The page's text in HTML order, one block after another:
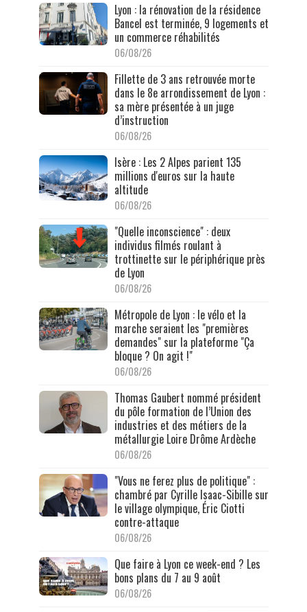
Lyon : la rénovation de la résidence
Bancel est terminée, 9 logements et
un commerce réhabilités
06/08/26
Fillette de 3 ans retrouvée morte
dans le 8e arrondissement de Lyon :
sa mère présentée à un juge
d’instruction
06/08/26
Isère : Les 2 Alpes parient 135
millions d'euros sur la haute
altitude
06/08/26
"Quelle inconscience" : deux
individus filmés roulant à
trottinette sur le périphérique près
de Lyon
06/08/26
Métropole de Lyon : le vélo et la
marche seraient les "premières
demandes" sur la plateforme "Ça
bloque ? On agit !"
06/08/26
Thomas Gaubert nommé président
du pôle formation de l’Union des
industries et des métiers de la
métallurgie Loire Drôme Ardèche
06/08/26
"Vous ne ferez plus de politique" :
chambré par Cyrille Isaac-Sibille sur
le village olympique, Éric Ciotti
contre-attaque
06/08/26
Que faire à Lyon ce week-end ? Les
bons plans du 7 au 9 août
06/08/26